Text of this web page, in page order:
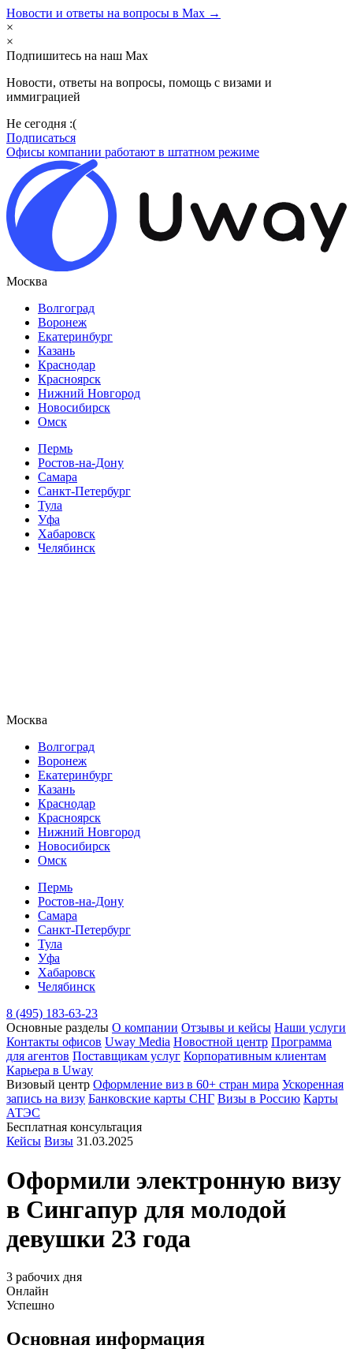
Новости и ответы на вопросы в Max →
×
×
Подпишитесь на наш Max
Новости, ответы на вопросы, помощь с визами и
иммиграцией
Не сегодня :(
Подписаться
Офисы компании работают в штатном режиме
Москва
Волгоград
Воронеж
Екатеринбург
Казань
Краснодар
Красноярск
Нижний Новгород
Новосибирск
Омск
Пермь
Ростов-на-Дону
Самара
Санкт-Петербург
Тула
Уфа
Хабаровск
Челябинск
Москва
Волгоград
Воронеж
Екатеринбург
Казань
Краснодар
Красноярск
Нижний Новгород
Новосибирск
Омск
Пермь
Ростов-на-Дону
Самара
Санкт-Петербург
Тула
Уфа
Хабаровск
Челябинск
8 (495) 183-63-23
Основные разделы О компании Отзывы и кейсы Наши услуги
Контакты офисов Uway Media Новостной центр Программа
для агентов Поставщикам услуг Корпоративным клиентам
Карьера в Uway
Визовый центр Оформление виз в 60+ стран мира Ускоренная
запись на визу Банковские карты СНГ Визы в Россию Карты
АТЭС
Бесплатная консультация
Кейсы Визы 31.03.2025
Оформили электронную визу
в Сингапур для молодой
девушки 23 года
3 рабочих дня
Онлайн
Успешно
Основная информация